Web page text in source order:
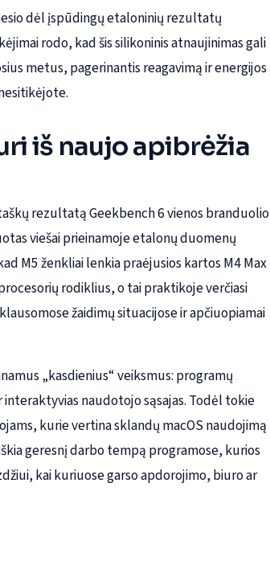
dėl įspūdingų etaloninių rezultatų
rodo, kad šis silikoninis atnaujinimas gali
metus, pagerinantis reagavimą ir energijos
iš naujo apibrėžia
rezultatą Geekbench 6 vienos branduolio
viešai prieinamoje etalonų duomenų
M5 ženkliai lenkia praėjusios kartos M4 Max
rodiklius, o tai praktikoje verčiasi
žaidimų situacijose ir apčiuopiamai
„kasdienius“ veiksmus: programų
naudotojo sąsajas. Todėl tokie
kurie vertina sklandų macOS naudojimą
geresnį darbo tempą programose, kurios
kai kuriuose garso apdorojimo, biuro ar